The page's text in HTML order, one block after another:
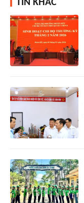
TIN KHÁC